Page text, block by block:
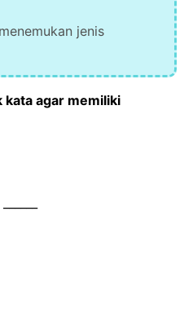
jenis
agar memiliki